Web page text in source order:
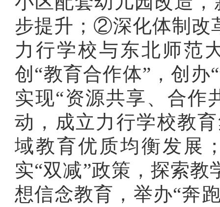
步提升；②深化体制改
力行学校与东北师范
创“教育合作体”，创
实现“资源共享、合
动，成立力行学校教
域教育优质均衡发展
实“双减”政策，探索
想信念教育，举办“奔